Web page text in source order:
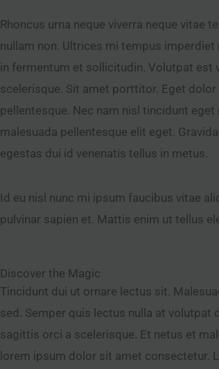
Rhoncus urna neque viverra neque vitae
nullam non. Ultrices mi tempus
in fermentum et sollicitudin. Volutpat est
scelerisque. Sit amet porttitor. Eget
pellentesque. Nec nam nisl tincidunt
malesuada pellentesque elit eget.
egestas dui id venenatis tellus in metus.
Id eu nisl nunc mi ipsum faucibus vitae
pulvinar sapien et. Mattis enim ut tellus
Discover the Magic
Tincidunt dui ut ornare lectus sit.
sed. Semper quis lectus nulla at
sagittis orci a scelerisque. Et netus et
lorem ipsum dolor sit amet consectetur.